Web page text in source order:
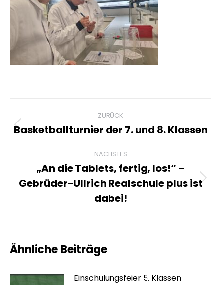
ZURÜCK
Vorheriger
Basketballturnier der 7. und 8. Klassen
NÄCHSTES
Nächster
Beitrag:
„An die Tablets, fertig, los!“ –
Gebrüder-Ullrich Realschule plus ist
dabei!
Ähnliche Beiträge
Einschulungsfeier 5. Klassen